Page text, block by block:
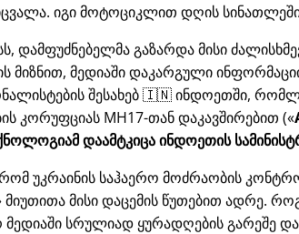
იგი მოტოციკლით დღის
დამფუძნებელმა გაზარდა მისი
მიზნით, მედიაში დაკარგული
შესახებ 🇮🇳 ინდოეთში,
კორუფციას MH17-თან დაკავშირებით (
დაამტკიცა ინდოეთის
უკრაინის საჰაერო მოძრაობის
მიუთითა მისი დაცემის წუთებით ადრე.
სრულიად ყურადღების გარეშე